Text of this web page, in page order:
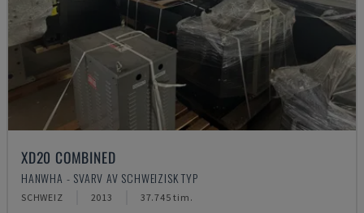
XD20 COMBINED
HANWHA - SVARV AV SCHWEIZISK TYP
SCHWEIZ 2013 37.745 tim.